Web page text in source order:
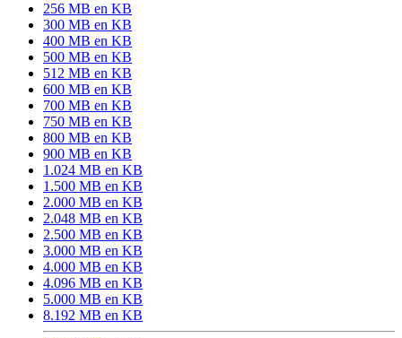
256 MB en KB
300 MB en KB
400 MB en KB
500 MB en KB
512 MB en KB
600 MB en KB
700 MB en KB
750 MB en KB
800 MB en KB
900 MB en KB
1.024 MB en KB
1.500 MB en KB
2.000 MB en KB
2.048 MB en KB
2.500 MB en KB
3.000 MB en KB
4.000 MB en KB
4.096 MB en KB
5.000 MB en KB
8.192 MB en KB